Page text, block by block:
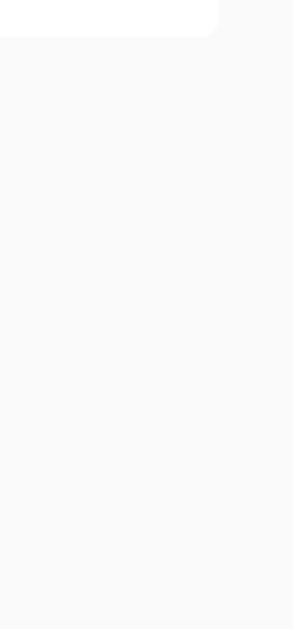
C, DEPARTMENT AS D